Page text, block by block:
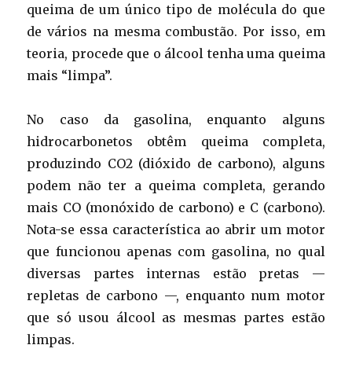
queima de um único tipo de molécula do que
de vários na mesma combustão. Por isso, em
teoria, procede que o álcool tenha uma queima
mais “limpa”.
No caso da gasolina, enquanto alguns
hidrocarbonetos obtêm queima completa,
produzindo CO2 (dióxido de carbono), alguns
podem não ter a queima completa, gerando
mais CO (monóxido de carbono) e C (carbono).
Nota-se essa característica ao abrir um motor
que funcionou apenas com gasolina, no qual
diversas partes internas estão pretas —
repletas de carbono —, enquanto num motor
que só usou álcool as mesmas partes estão
limpas.